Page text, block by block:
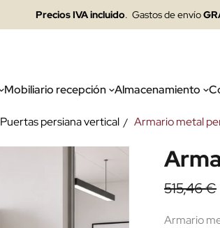
Precios IVA incluido. Gastos de envío
Mobiliario recepción Almacenamiento
Puertas persiana vertical Armario metal
515,46 €
Armario